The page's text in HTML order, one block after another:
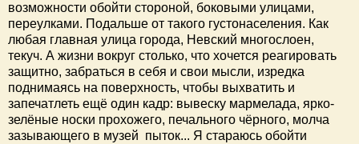
возможности обойти стороной, боковыми улицами,
переулками. Подальше от такого густонаселения. Как
любая главная улица города, Невский многослоен,
текуч. А жизни вокруг столько, что хочется реагировать
защитно, забраться в себя и свои мысли, изредка
поднимаясь на поверхность, чтобы выхватить и
запечатлеть ещё один кадр: вывеску мармелада, ярко-
зелёные носки прохожего, печального чёрного, молча
зазывающего в музей пыток... Я стараюсь обойти